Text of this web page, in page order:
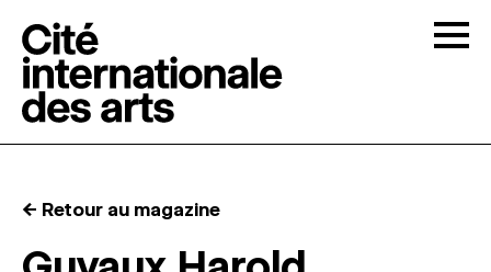
← Retour au magazine